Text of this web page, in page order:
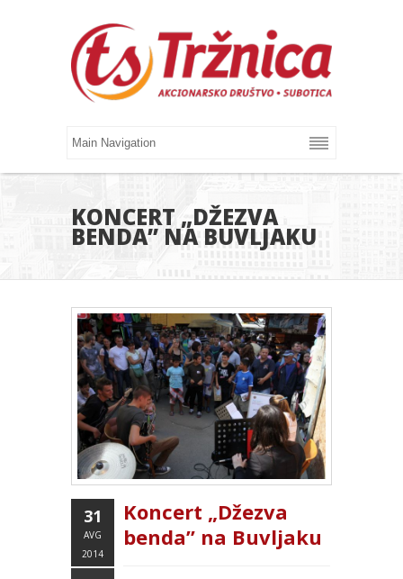
KONCERT „DŽEZVA
BENDA” NA BUVLJAKU
31
AVG
2014
Koncert „Džezva
benda” na Buvljaku